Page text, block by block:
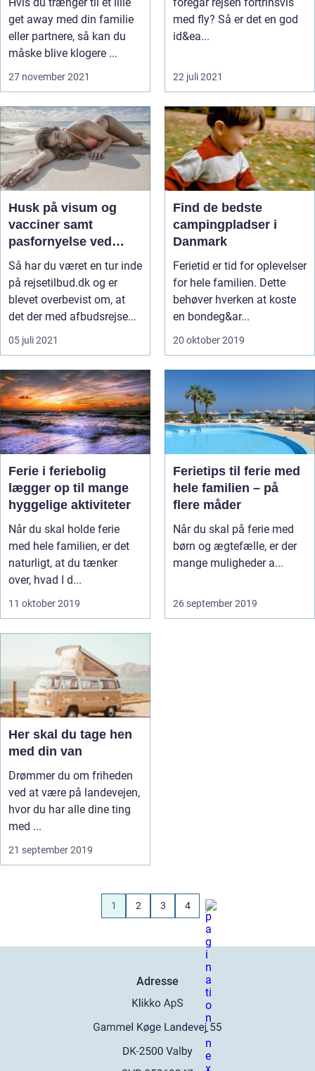
get away med din familie
eller partnere, så kan du
måske blive klogere ...
27 november 2021
med fly? Så er det en god
id&ea...
22 juli 2021
Husk på visum og
vacciner samt
pasfornyelse ved
afbudsrejser
Så har du været en tur inde
på rejsetilbud.dk og er
blevet overbevist om, at
det der med afbudsrejse...
05 juli 2021
Find de bedste
campingpladser i
Danmark
Ferietid er tid for oplevelser
for hele familien. Dette
behøver hverken at koste
en bondeg&ar...
20 oktober 2019
Ferie i feriebolig
lægger op til mange
hyggelige aktiviteter
Når du skal holde ferie
med hele familien, er det
naturligt, at du tænker
over, hvad I d...
11 oktober 2019
Ferietips til ferie med
hele familien – på
flere måder
Når du skal på ferie med
børn og ægtefælle, er der
mange muligheder a...
26 september 2019
Her skal du tage hen
med din van
Drømmer du om friheden
ved at være på landevejen,
hvor du har alle dine ting
med ...
21 september 2019
1 2 3 4
Adresse